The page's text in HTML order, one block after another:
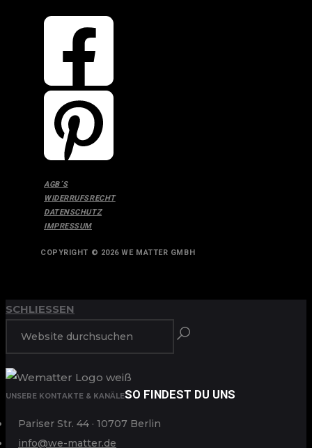
AGB´S
WIDERRUFSRECHT
DATENSCHUTZ
IMPRESSUM
COPYRIGHT © 2026 WE MATTER GMBH
SCHLIESSEN
UNSERE KONTAKTE & KANÄLESO FINDEST DU UNS
Pariser Str. 44 · 10707 Berlin
info@we-matter.de